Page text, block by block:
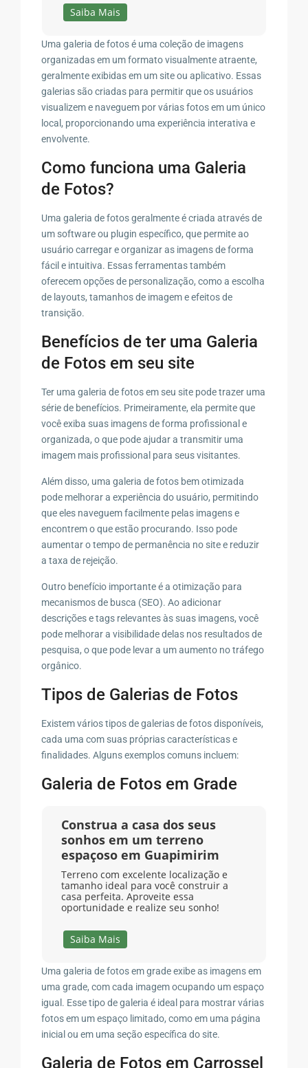
Saiba Mais
Uma galeria de fotos é uma coleção de imagens
organizadas em um formato visualmente atraente,
geralmente exibidas em um site ou aplicativo. Essas
galerias são criadas para permitir que os usuários
visualizem e naveguem por várias fotos em um único
local, proporcionando uma experiência interativa e
envolvente.
Como funciona uma Galeria
de Fotos?
Uma galeria de fotos geralmente é criada através de
um software ou plugin específico, que permite ao
usuário carregar e organizar as imagens de forma
fácil e intuitiva. Essas ferramentas também
oferecem opções de personalização, como a escolha
de layouts, tamanhos de imagem e efeitos de
transição.
Benefícios de ter uma Galeria
de Fotos em seu site
Ter uma galeria de fotos em seu site pode trazer uma
série de benefícios. Primeiramente, ela permite que
você exiba suas imagens de forma profissional e
organizada, o que pode ajudar a transmitir uma
imagem mais profissional para seus visitantes.
Além disso, uma galeria de fotos bem otimizada
pode melhorar a experiência do usuário, permitindo
que eles naveguem facilmente pelas imagens e
encontrem o que estão procurando. Isso pode
aumentar o tempo de permanência no site e reduzir
a taxa de rejeição.
Outro benefício importante é a otimização para
mecanismos de busca (SEO). Ao adicionar
descrições e tags relevantes às suas imagens, você
pode melhorar a visibilidade delas nos resultados de
pesquisa, o que pode levar a um aumento no tráfego
orgânico.
Tipos de Galerias de Fotos
Existem vários tipos de galerias de fotos disponíveis,
cada uma com suas próprias características e
finalidades. Alguns exemplos comuns incluem:
Galeria de Fotos em Grade
Construa a casa dos seus
sonhos em um terreno
espaçoso em Guapimirim
Terreno com excelente localização e
tamanho ideal para você construir a
casa perfeita. Aproveite essa
oportunidade e realize seu sonho!
Saiba Mais
Uma galeria de fotos em grade exibe as imagens em
uma grade, com cada imagem ocupando um espaço
igual. Esse tipo de galeria é ideal para mostrar várias
fotos em um espaço limitado, como em uma página
inicial ou em uma seção específica do site.
Galeria de Fotos em Carrossel